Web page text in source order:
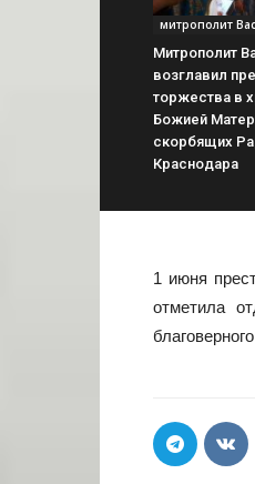
митрополит
Митрополит
возглавил
торжества в
Божией
скорбящих
Краснодара
1 июня
отметила